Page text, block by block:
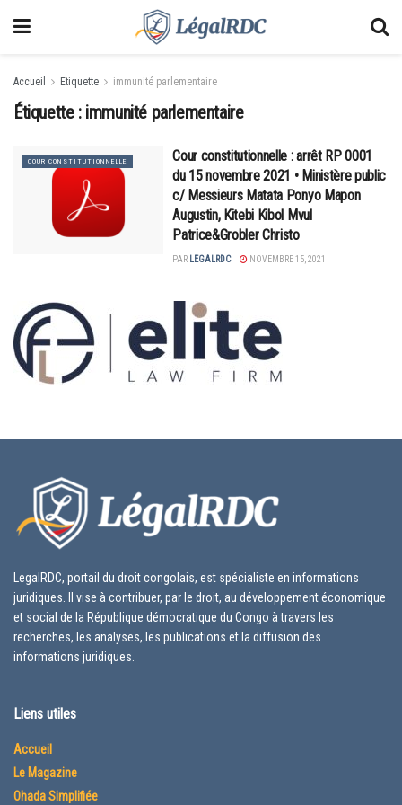
Accueil Etiquette immunité parlementaire
Étiquette : immunité parlementaire
COUR CONSTITUTIONNELLE
Cour constitutionnelle : arrêt RP 0001
du 15 novembre 2021 • Ministère public
c/ Messieurs Matata Ponyo Mapon
Augustin, Kitebi Kibol Mvul
Patrice&Grobler Christo
PAR LEGALRDC NOVEMBRE 15, 2021
LegalRDC, portail du droit congolais, est spécialiste en informations
juridiques. Il vise à contribuer, par le droit, au développement économique
et social de la République démocratique du Congo à travers les
recherches, les analyses, les publications et la diffusion des
informations juridiques.
Liens utiles
Accueil
Le Magazine
Ohada Simplifiée